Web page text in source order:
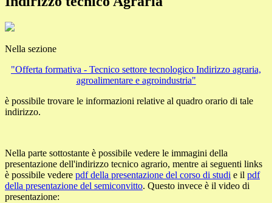
Nella sezione
"Offerta formativa - Tecnico settore tecnologico Indirizzo agraria,
agroalimentare e agroindustria"
è possibile trovare le informazioni relative al quadro orario di tale
indirizzo.
Nella parte sottostante è possibile vedere le immagini della
presentazione dell'indirizzo tecnico agrario, mentre ai seguenti links
è possibile vedere pdf della presentazione del corso di studi e il pdf
della presentazione del semiconvitto. Questo invece è il video di
presentazione: